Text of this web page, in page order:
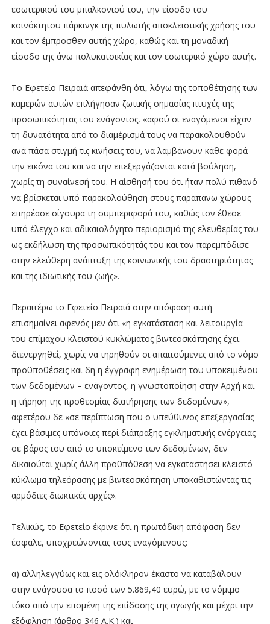
εσωτερικού του μπαλκονιού του, την είσοδο του
κοινόκτητου πάρκινγκ της πυλωτής αποκλειστικής χρήσης του
και τον έμπροσθεν αυτής χώρο, καθώς και τη μοναδική
είσοδο της άνω πολυκατοικίας και τον εσωτερικό χώρο αυτής.
Το Εφετείο Πειραιά απεφάνθη ότι, λόγω της τοποθέτησης των
καμερών αυτών επλήγησαν ζωτικής σημασίας πτυχές της
προσωπικότητας του ενάγοντος, «αφού οι εναγόμενοι είχαν
τη δυνατότητα από το διαμέρισμά τους να παρακολουθούν
ανά πάσα στιγμή τις κινήσεις του, να λαμβάνουν κάθε φορά
την εικόνα του και να την επεξεργάζονται κατά βούληση,
χωρίς τη συναίνεσή του. Η αίσθησή του ότι ήταν πολύ πιθανό
να βρίσκεται υπό παρακολούθηση στους παραπάνω χώρους
επηρέασε σίγουρα τη συμπεριφορά του, καθώς τον έθεσε
υπό έλεγχο και αδικαιολόγητο περιορισμό της ελευθερίας του
ως εκδήλωση της προσωπικότητάς του και τον παρεμπόδισε
στην ελεύθερη ανάπτυξη της κοινωνικής του δραστηριότητας
και της ιδιωτικής του ζωής».
Περαιτέρω το Εφετείο Πειραιά στην απόφαση αυτή
επισημαίνει αφενός μεν ότι «η εγκατάσταση και λειτουργία
του επίμαχου κλειστού κυκλώματος βιντεοσκόπησης έχει
διενεργηθεί, χωρίς να τηρηθούν οι απαιτούμενες από το νόμο
προϋποθέσεις και δη η έγγραφη ενημέρωση του υποκειμένου
των δεδομένων – ενάγοντος, η γνωστοποίηση στην Αρχή και
η τήρηση της προθεσμίας διατήρησης των δεδομένων»,
αφετέρου δε «σε περίπτωση που ο υπεύθυνος επεξεργασίας
έχει βάσιμες υπόνοιες περί διάπραξης εγκληματικής ενέργειας
σε βάρος του από το υποκείμενο των δεδομένων, δεν
δικαιούται χωρίς άλλη προϋπόθεση να εγκαταστήσει κλειστό
κύκλωμα τηλεόρασης με βιντεοσκόπηση υποκαθιστώντας τις
αρμόδιες διωκτικές αρχές».
Τελικώς, το Εφετείο έκρινε ότι η πρωτόδικη απόφαση δεν
έσφαλε, υποχρεώνοντας τους εναγόμενους:
α) αλληλεγγύως και εις ολόκληρον έκαστο να καταβάλουν
στην ενάγουσα το ποσό των 5.869,40 ευρώ, με το νόμιμο
τόκο από την επομένη της επίδοσης της αγωγής και μέχρι την
εξόφληση (άρθρο 346 Α.Κ.) και